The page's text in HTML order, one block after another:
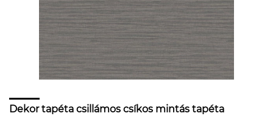
Dekor tapéta csillámos csíkos mintás tapéta